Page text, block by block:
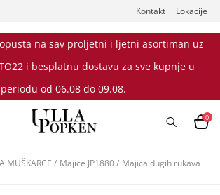
Kontakt Lokacije
na sav proljetni i ljetni asortiman uz
i besplatnu dostavu za sve kupnje u
periodu od 06.08 do 09.08.
0
MUŠKARCE / Majice JP1880/ Majica dugih rukava